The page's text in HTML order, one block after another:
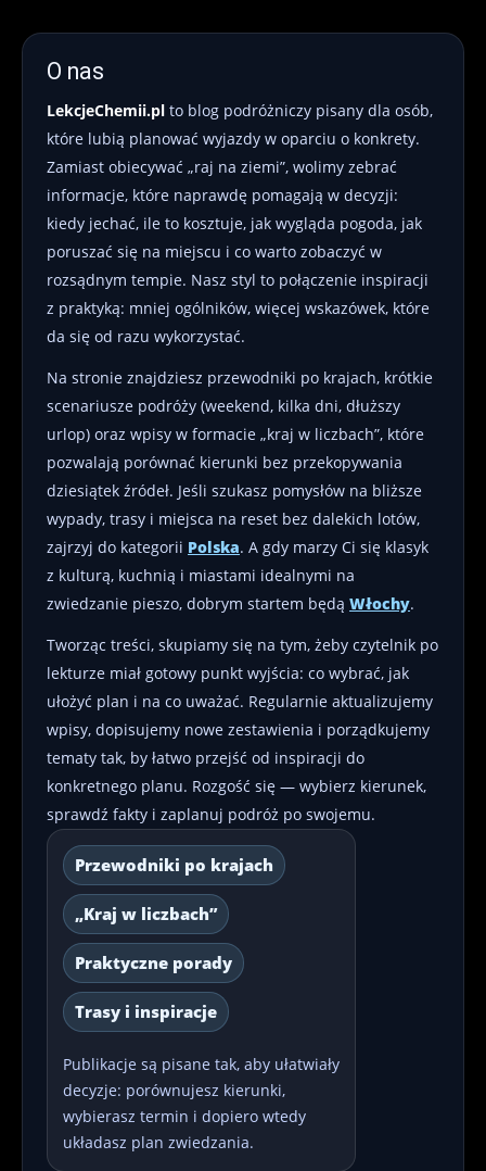
O nas
LekcjeChemii.pl to blog podróżniczy pisany dla osób,
które lubią planować wyjazdy w oparciu o konkrety.
Zamiast obiecywać „raj na ziemi”, wolimy zebrać
informacje, które naprawdę pomagają w decyzji:
kiedy jechać, ile to kosztuje, jak wygląda pogoda, jak
poruszać się na miejscu i co warto zobaczyć w
rozsądnym tempie. Nasz styl to połączenie inspiracji
z praktyką: mniej ogólników, więcej wskazówek, które
da się od razu wykorzystać.
Na stronie znajdziesz przewodniki po krajach, krótkie
scenariusze podróży (weekend, kilka dni, dłuższy
urlop) oraz wpisy w formacie „kraj w liczbach”, które
pozwalają porównać kierunki bez przekopywania
dziesiątek źródeł. Jeśli szukasz pomysłów na bliższe
wypady, trasy i miejsca na reset bez dalekich lotów,
zajrzyj do kategorii Polska. A gdy marzy Ci się klasyk
z kulturą, kuchnią i miastami idealnymi na
zwiedzanie pieszo, dobrym startem będą Włochy.
Tworząc treści, skupiamy się na tym, żeby czytelnik po
lekturze miał gotowy punkt wyjścia: co wybrać, jak
ułożyć plan i na co uważać. Regularnie aktualizujemy
wpisy, dopisujemy nowe zestawienia i porządkujemy
tematy tak, by łatwo przejść od inspiracji do
konkretnego planu. Rozgość się — wybierz kierunek,
sprawdź fakty i zaplanuj podróż po swojemu.
Przewodniki po krajach
„Kraj w liczbach”
Praktyczne porady
Trasy i inspiracje
Publikacje są pisane tak, aby ułatwiały
decyzje: porównujesz kierunki,
wybierasz termin i dopiero wtedy
układasz plan zwiedzania.